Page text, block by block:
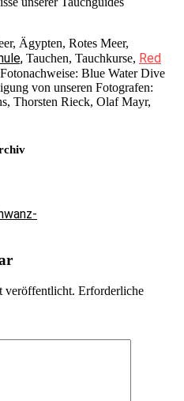
Ägypten, Rotes Meer,
Tauchen, Tauchkurse, Red
Blue Water Dive
von unseren Fotografen:
Thorsten Rieck, Olaf Mayr,
veröffentlicht. Erforderliche